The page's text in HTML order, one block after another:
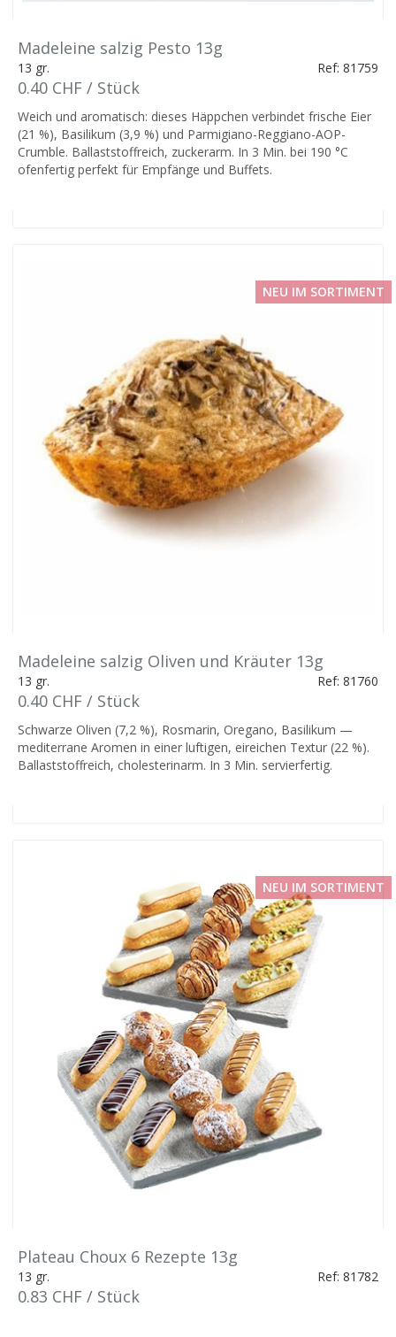
Madeleine salzig Pesto 13g
13 gr. Ref: 81759
0.40 CHF / Stück
Weich und aromatisch: dieses Häppchen verbindet frische Eier
(21 %), Basilikum (3,9 %) und Parmigiano-Reggiano-AOP-
Crumble. Ballaststoffreich, zuckerarm. In 3 Min. bei 190 °C
ofenfertig perfekt für Empfänge und Buffets.
NEU IM SORTIMENT
Madeleine salzig Oliven und Kräuter 13g
13 gr. Ref: 81760
0.40 CHF / Stück
Schwarze Oliven (7,2 %), Rosmarin, Oregano, Basilikum —
mediterrane Aromen in einer luftigen, eireichen Textur (22 %).
Ballaststoffreich, cholesterinarm. In 3 Min. servierfertig.
NEU IM SORTIMENT
Plateau Choux 6 Rezepte 13g
13 gr. Ref: 81782
0.83 CHF / Stück